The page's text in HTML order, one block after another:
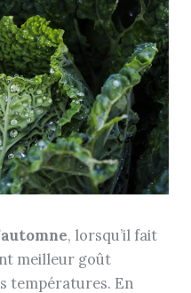
, lorsqu’il fait
meilleur goût
températures. En